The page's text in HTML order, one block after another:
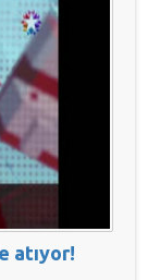
atıyor!